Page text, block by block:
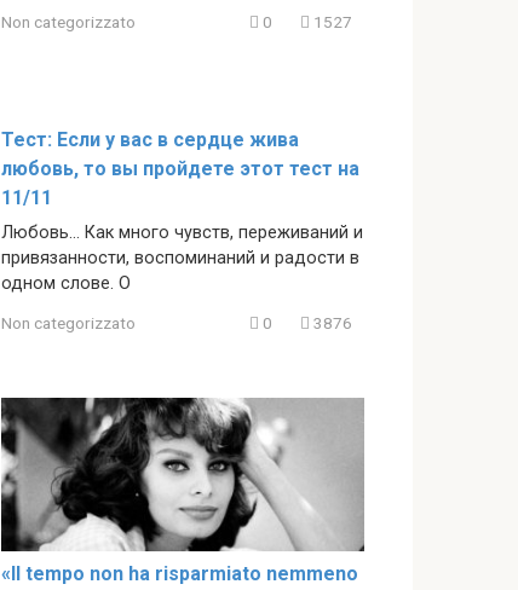
Non categorizzato 0 1527
Тест: Если у вас в сердце жива
любовь, то вы пройдете этот тест на
11/11
Любовь… Как много чувств, переживаний и
привязанности, воспоминаний и радости в
одном слове. О
Non categorizzato 0 3876
«Il tempo non ha risparmiato nemmeno